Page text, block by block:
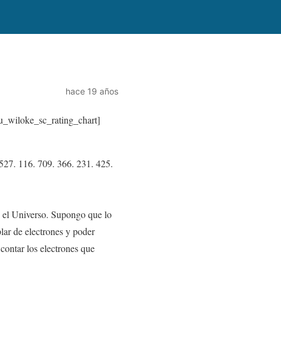
hace 19 años
116. 709. 366. 231. 425.
Universo. Supongo que lo
de electrones y poder
los electrones que